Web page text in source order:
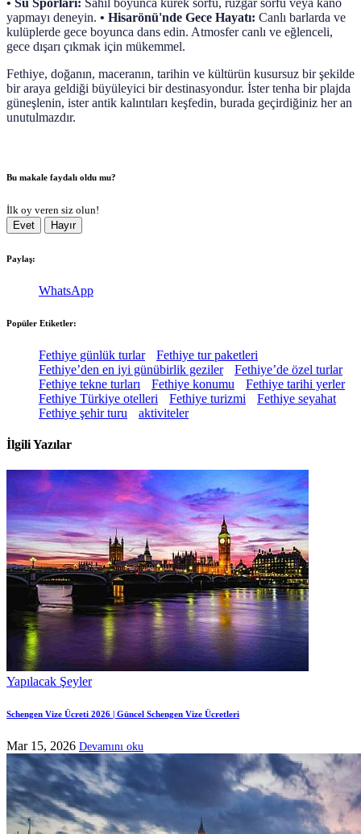
• Su Sporları: Sahil boyunca kürek sörfü, rüzgar sörfü veya kano
yapmayı deneyin. • Hisarönü'nde Gece Hayatı: Canlı barlarda ve
kulüplerde gece boyunca dans edin. Atmosfer canlı ve eğlenceli,
gece dışarı çıkmak için mükemmel.
Fethiye, doğanın, maceranın, tarihin ve kültürün kusursuz bir şekilde
bir araya geldiği büyüleyici bir destinasyondur. İster tenha bir plajda
güneşlenin, ister antik kalıntıları keşfedin, burada geçirdiğiniz her an
unutulmazdır.
Bu makale faydalı oldu mu?
İlk oy veren siz olun!
Evet
Hayır
Paylaş:
WhatsApp
Popüler Etiketler:
Fethiye günlük turlar
Fethiye tur paketleri
Fethiye’den en iyi günübirlik geziler
Fethiye’de özel turlar
Fethiye tekne turları
Fethiye konumu
Fethiye tarihi yerler
Fethiye Türkiye otelleri
Fethiye turizmi
Fethiye seyahat
Fethiye şehir turu
aktiviteler
İlgili Yazılar
Yapılacak Şeyler
Schengen Vize Ücreti 2026 | Güncel Schengen Vize Ücretleri
Mar 15, 2026 Devamını oku